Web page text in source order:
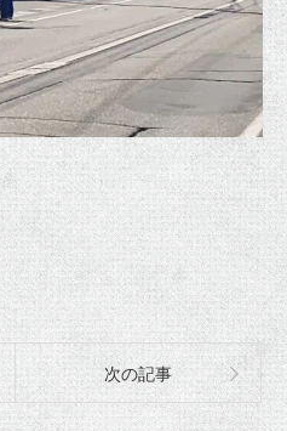
次の記事